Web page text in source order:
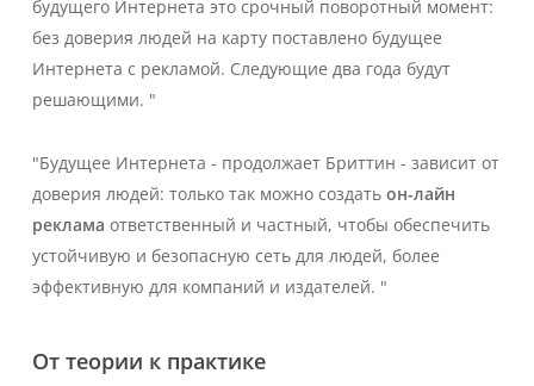
будущего Интернета это срочный поворотный момент:
без доверия людей на карту поставлено будущее
Интернета с рекламой. Следующие два года будут
решающими. "
"Будущее Интернета - продолжает Бриттин - зависит от
доверия людей: только так можно создать он-лайн
реклама ответственный и частный, чтобы обеспечить
устойчивую и безопасную сеть для людей, более
эффективную для компаний и издателей. "
От теории к практике